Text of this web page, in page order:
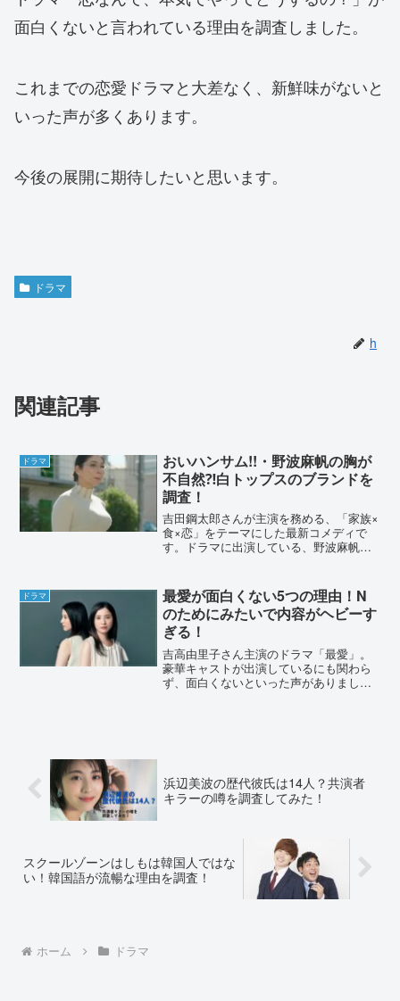
面白くないと言われている理由を調査しました。
これまでの恋愛ドラマと大差なく、新鮮味がないと
いった声が多くあります。
今後の展開に期待したいと思います。
ドラマ
h
関連記事
ドラマ
おいハンサム!!・野波麻帆の胸が
不自然⁈白トップスのブランドを
調査！
吉田鋼太郎さんが主演を務める、「家族×
食×恋」をテーマにした最新コメディで
す。ドラマに出演している、野波麻帆の
ム!!・野波麻帆の胸が不自然⁈胸めっちゃ
とがってる笑った😂...
ドラマ
最愛が面白くない5つの理由！N
のためにみたいで内容がヘビーす
ぎる！
吉高由里子さん主演のドラマ「最愛」。
豪華キャストが出演しているにも関わら
ず、面白くないといった声がありまし
浜辺美波の歴代彼氏は14人？共演者
キラーの噂を調査してみた！
スクールゾーンはしもは韓国人ではな
い！韓国語が流暢な理由を調査！
ホーム ドラマ